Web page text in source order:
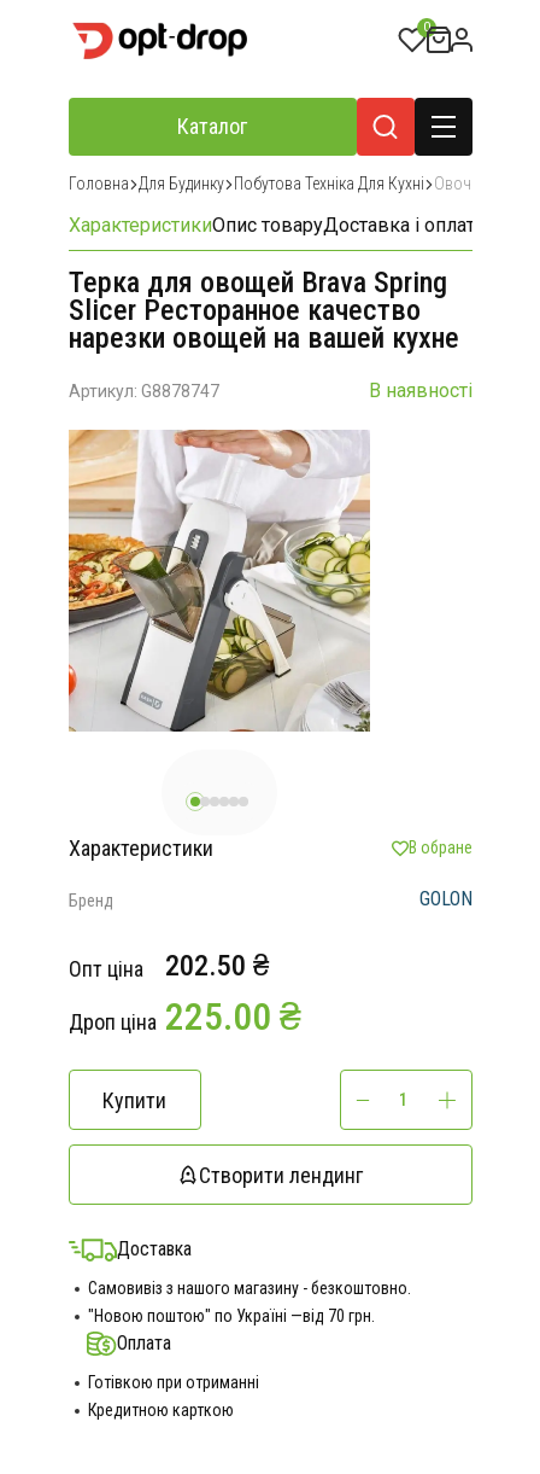
0
Каталог
Головна Для Будинку Побутова Техніка Для Кухні Овочерізки,
ХарактеристикиОпис товаруДоставка і оплата
Терка для овощей Brava Spring
Slicer Ресторанное качество
нарезки овощей на вашей кухне
Артикул: G8878747 В наявності
Характеристики В обране
Бренд GOLON
Опт ціна 202.50 ₴
Дроп ціна 225.00 ₴
Купити
Створити лендинг
Доставка
Самовивіз з нашого магазину - безкоштовно.
"Новою поштою" по Україні —від 70 грн.
Оплата
Готівкою при отриманні
Кредитною карткою